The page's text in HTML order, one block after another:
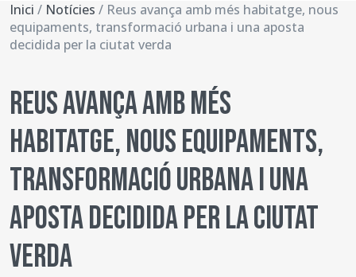
Inici / Notícies / Reus avança amb més habitatge, nous
equipaments, transformació urbana i una aposta
decidida per la ciutat verda
Reus avança amb més
habitatge, nous equipaments,
transformació urbana i una
aposta decidida per la ciutat
verda